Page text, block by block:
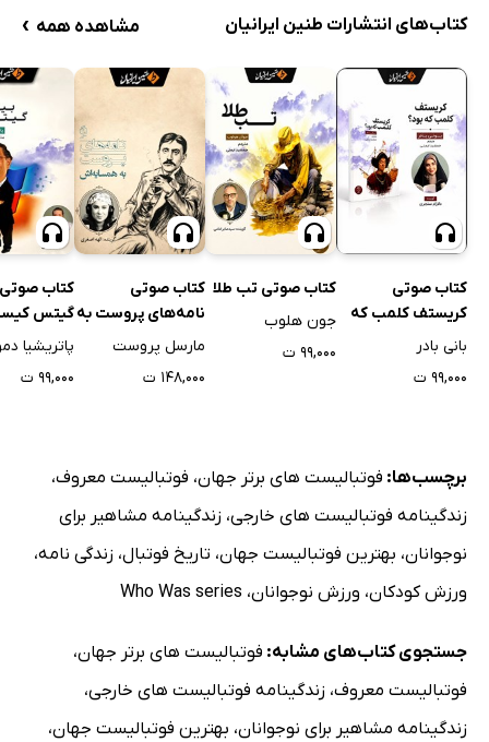
کتاب‌های انتشارات طنین ایرانیان مشاهده همه ›
کتاب صوتی
کریستف کلمب که
بود؟
بانی بادر
۹۹,۰۰۰ ت
کتاب صوتی تب طلا
جون هلوب
۹۹,۰۰۰ ت
کتاب صوتی
نامه‌های پروست به
همسایه‌اش
مارسل پروست
۱۴۸,۰۰۰ ت
کتاب
گیتس
پاتریشیا
۹۹,۰۰۰ ت
برچسب‌ها: فوتبالیست های برتر جهان، فوتبالیست معروف،
زندگینامه فوتبالیست های خارجی، زندگینامه مشاهیر برای
نوجوانان، بهترین فوتبالیست جهان، تاریخ فوتبال، زندگی نامه،
ورزش کودکان، ورزش نوجوانان، Who Was series
جستجوی کتاب‌های مشابه: فوتبالیست های برتر جهان،
فوتبالیست معروف، زندگینامه فوتبالیست های خارجی،
زندگینامه مشاهیر برای نوجوانان، بهترین فوتبالیست جهان،